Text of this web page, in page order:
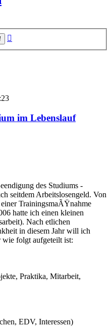
Suche
im Lebenslauf
des Studiums -
seitdem Arbeitslosengeld. Von
TrainingsmaÃŸnahme
hatte ich einen kleinen
Nach etlichen
in diesem Jahr will ich
wie folgt aufgeteilt ist:
Praktika, Mitarbeit,
EDV, Interessen)